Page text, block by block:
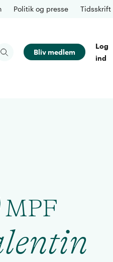
Politik og presse Tidsskrift
Bliv medlem
Log
ind
MPF